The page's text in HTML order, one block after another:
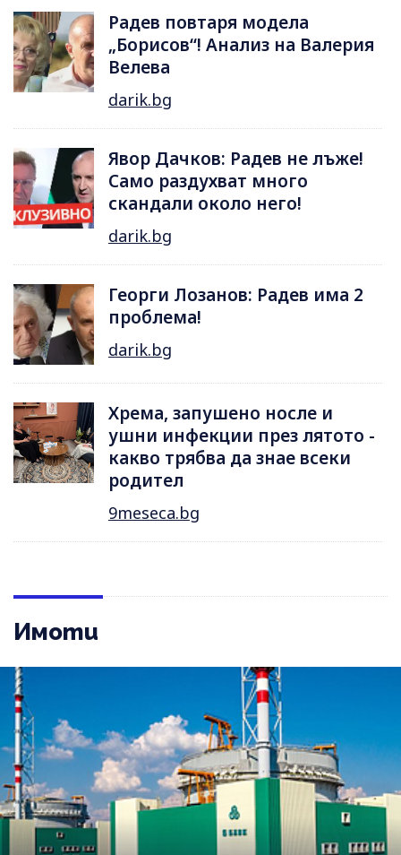
Радев повтаря модела
„Борисов“! Анализ на Валерия
Велева
darik.bg
Явор Дачков: Радев не лъже!
Само раздухват много
скандали около него!
darik.bg
Георги Лозанов: Радев има 2
проблема!
darik.bg
Хрема, запушено носле и
ушни инфекции през лятотo -
какво трябва да знае всеки
родител
9meseca.bg
Имоти